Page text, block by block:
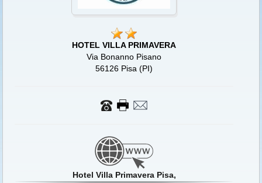
HOTEL VILLA PRIMAVERA
Via Bonanno Pisano
56126 Pisa (PI)
Hotel Villa Primavera Pisa,